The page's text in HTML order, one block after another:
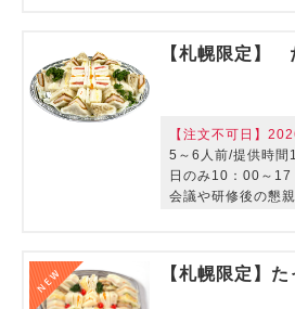
【注文不可日】
5～6人前/提供時
日のみ10：00～17
会議や研修後の懇